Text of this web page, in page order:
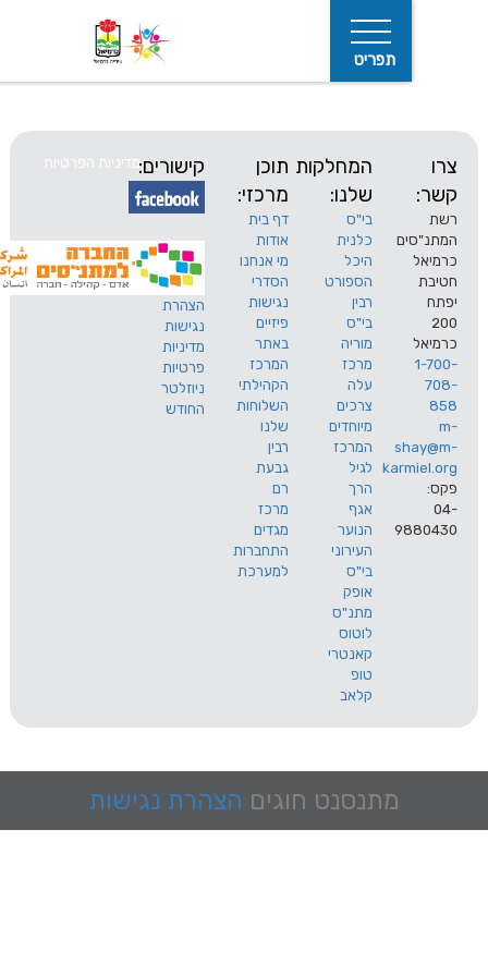
המחלקות
שלנו:
בי"ס
כלנית
היכל
הספורט
רבין
בי"ס
מוריה
מרכז
עלה
צרכים
מיוחדים
המרכז
לגיל
הרך
אגף
הנוער
תוכן
מרכזי:
דף בית
אודות
מי אנחנו
הסדרי
נגישות
פיזיים
באתר
המרכז
הקהילתי
השלוחות
שלנו
רבין
גבעת
רם
מרכז
מגדים
התחברות
למערכת
קישורים:
הצהרת
נגישות
מדיניות
פרטיות
ניוזלטר
החודש
מדיניות הפרטיות
מתנסנט חוגים הצהרת נגישות